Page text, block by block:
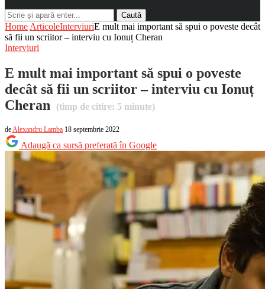
Caută
Home ArticoleInterviuriE mult mai important să spui o poveste decât
să fii un scriitor – interviu cu Ionuț Cheran
Interviuri
E mult mai important să spui o poveste
decât să fii un scriitor – interviu cu Ionuț
Cheran
(timp de citire: 5 minute)
deAlexandru Lamba 18 septembrie 2022
Adaugă ca sursă preferată în Google